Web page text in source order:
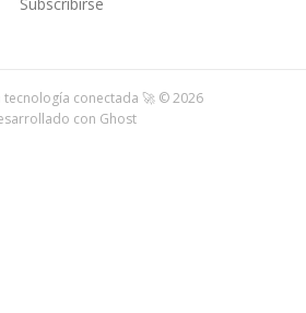
tecnología conectada 🚀 © 2026
con Ghost